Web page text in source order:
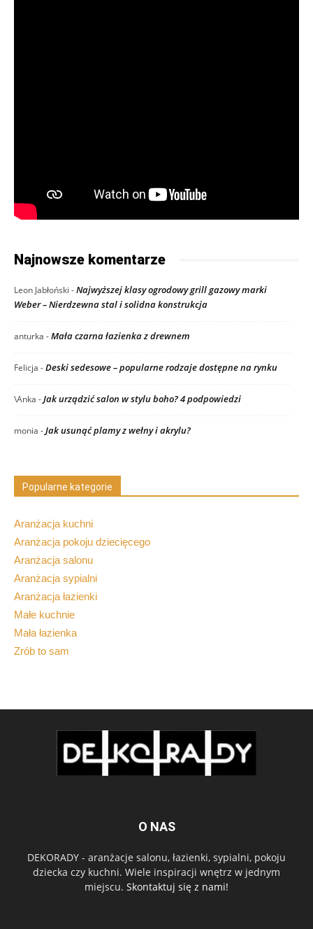
Najnowsze komentarze
Leon Jabłoński -Najwyższej klasy ogrodowy grill gazowy marki
Weber – Nierdzewna stal i solidna konstrukcja
anturka -Mała czarna łazienka z drewnem
Felicja -Deski sedesowe – popularne rodzaje dostępne na rynku
\Anka -Jak urządzić salon w stylu boho? 4 podpowiedzi
monia -Jak usunąć plamy z wełny i akrylu?
Popularne kategorie
Aranżacja kuchni
Aranżacja pokoju dziecięcego
Aranżacja salonu
Aranżacja sypialni
Aranżacja łazienki
Małe kuchnie
Mała łazienka
Zrób to sam
O NAS
DEKORADY - aranżacje salonu, łazienki, sypialni, pokoju
dziecka czy kuchni. Wiele inspiracji wnętrz w jednym
miejscu. Skontaktuj się z nami!